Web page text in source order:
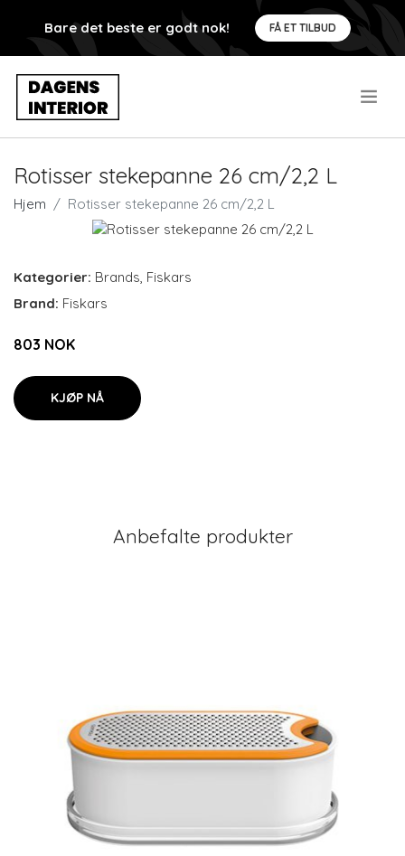
Bare det beste er godt nok! FÅ ET TILBUD
Rotisser stekepanne 26 cm/2,2 L
Hjem Rotisser stekepanne 26 cm/2,2 L
Kategorier: Brands Fiskars
Brand: Fiskars
803 NOK
KJØP NÅ
Anbefalte produkter